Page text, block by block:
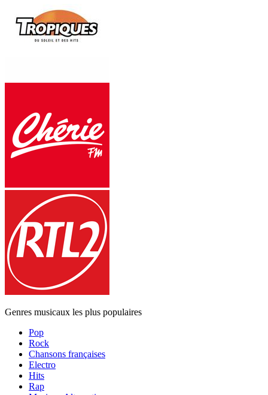
Genres musicaux les plus populaires
Pop
Rock
Chansons françaises
Electro
Hits
Rap